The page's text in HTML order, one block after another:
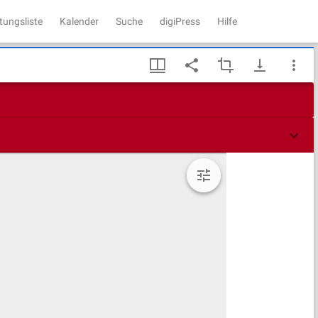
Kalender Suche digiPress Hilfe